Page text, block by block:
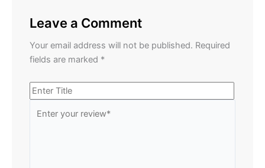
Leave a Comment
Your email address will not be published. Required
fields are marked *